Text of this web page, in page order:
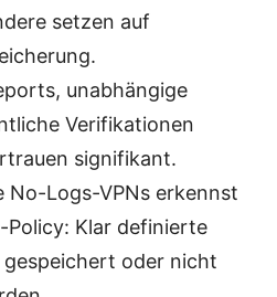
setzen auf
unabhängige
Verifikationen
signifikant.
No-Logs-VPNs erkennst
Klar definierte
oder nicht